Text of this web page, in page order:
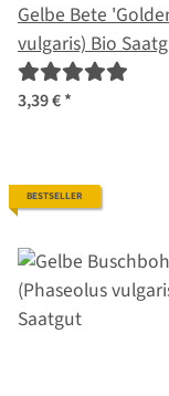
Gelbe Bete 'Golden' (Beta
vulgaris) Bio
3,39 €*
BESTSELLER